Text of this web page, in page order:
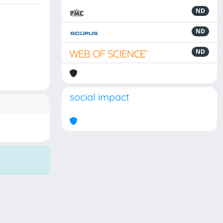
ND
ND
ND
social impact